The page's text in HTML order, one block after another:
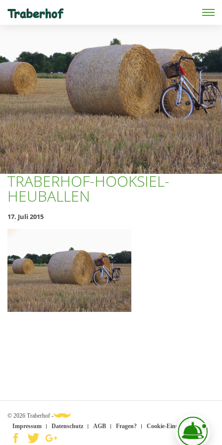
Skip to main content
TRABERHOF-HOOKSIEL-
HEUBALLEN
17. Juli 2015
© 2026 Traberhof -
Impressum
Datenschutz AGB Fragen? Cookie-Einstellungen